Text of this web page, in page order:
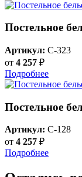
Постельное
Артикул: C-323
от 4 257 ₽
Подробнее
Постельное
Артикул: C-128
от 4 257 ₽
Подробнее